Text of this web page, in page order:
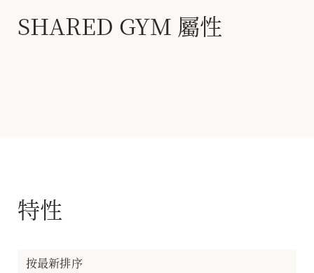
SHARED GYM 屬性
特性
按最新排序